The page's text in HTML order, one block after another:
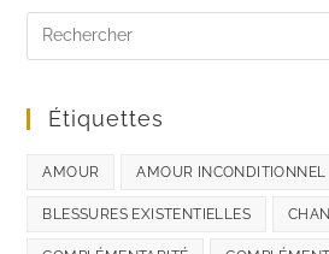
Étiquettes
AMOUR AMOUR INCONDITIONNEL
BLESSURES EXISTENTIELLES